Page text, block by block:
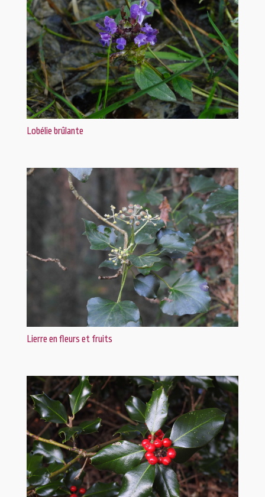
Lobélie brûlante
Lierre en fleurs et fruits